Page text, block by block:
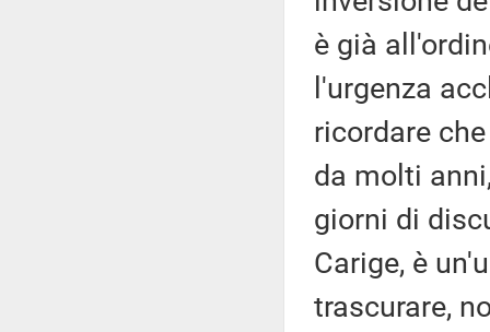
è già
l'urgenza
ricordare
da molti
giorni di
Carige, è
trascurare,